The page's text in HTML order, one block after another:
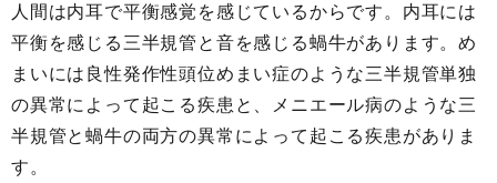
人間は内耳で平衡感覚を感じているからです。内耳には
平衡を感じる三半規管と音を感じる蝸牛があります。め
まいには良性発作性頭位めまい症のような三半規管単独
の異常によって起こる疾患と、メニエール病のような三
半規管と蝸牛の両方の異常によって起こる疾患がありま
す。